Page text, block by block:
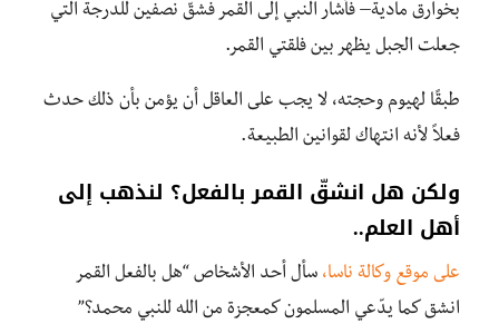
بخوارق مادية– فأشار النبي إلى القمر فشقّ نصفين للدرجة التي
جعلت الجبل يظهر بين فلقتي القمر.
طبقًا لهيوم وحجته، لا يجب على العاقل أن يؤمن بأن ذلك حدث
فعلاً لأنه انتهاك لقوانين الطبيعة.
ولكن هل انشقّ القمر بالفعل؟ لنذهب إلى
أهل العلم..
على موقع وكالة ناسا، سأل أحد الأشخاص “هل بالفعل القمر
انشق كما يدّعي المسلمون كمعجزة من الله للنبي محمد؟”